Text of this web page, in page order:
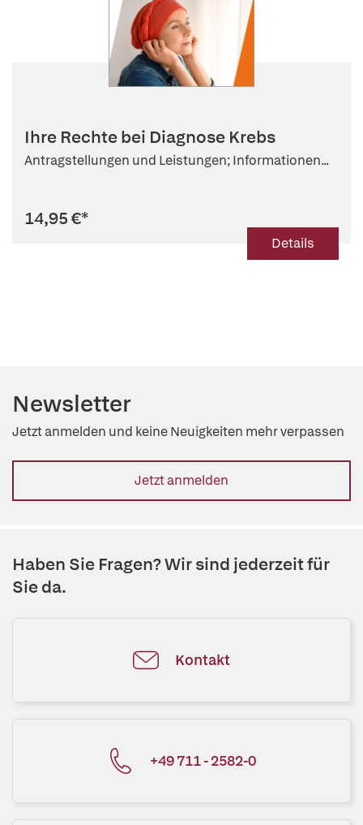
Ihre Rechte bei Diagnose Krebs
Antragstellungen und Leistungen; Informationen...
14,95 €*
Details
Newsletter
Jetzt anmelden und keine Neuigkeiten mehr verpassen
Jetzt anmelden
Haben Sie Fragen? Wir sind jederzeit für
Sie da.
Kontakt
+49 711 - 2582-0